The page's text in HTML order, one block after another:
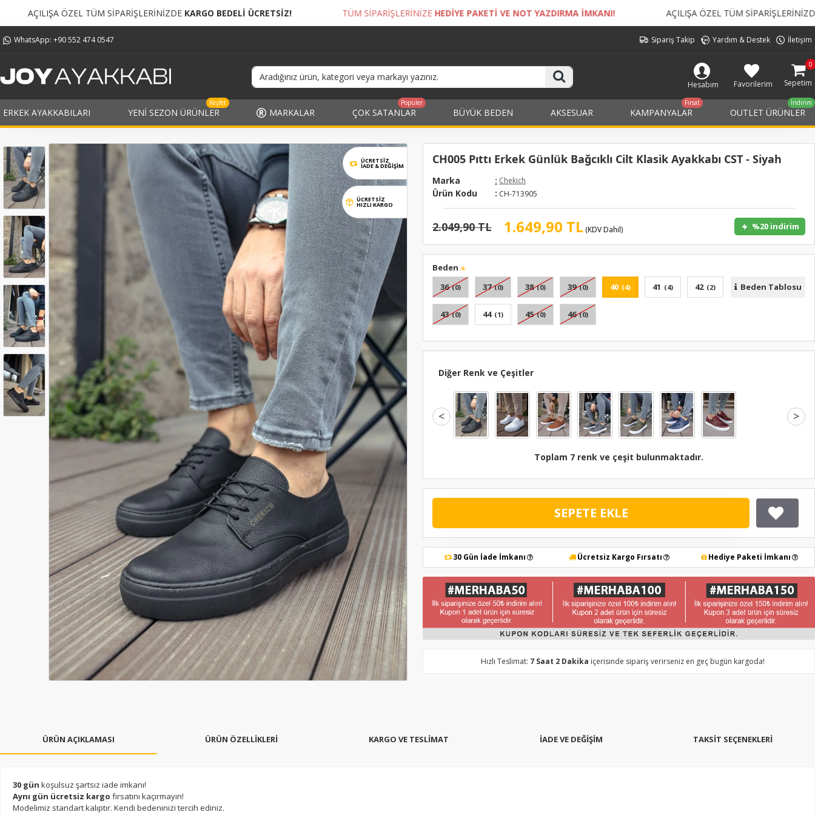
SİPARİŞLERİNİZDEKARGO BEDELİ ÜCRETSİZ! TÜM SİPARİŞLERİNİZE HEDİYE PAKETİ VE NOT YAZDIRMA İMKANI! AÇILIŞA ÖZEL TÜM SİPARİŞLERİNİZDEKARGO BEDELİ
WhatsApp: +90 552 474 0547 Sipariş Takip Yardım & Destek İletişim
Hesabım Favorilerim Sepetim
0
ERKEK AYAKKABILARI YENI SEZON ÜRÜNLER
Keşfet
MARKALAR ÇOK SATANLAR
Popüler
BÜYÜK BEDEN AKSESUAR KAMPANYALAR
Fırsat
OUTLET ÜRÜNLER
İndirim
ÜCRETSİZ
İADE & DEĞIŞIM
ÜCRETSİZ
HIZLI KARGO
CH005 Pıttı Erkek Günlük Bağcıklı Cilt Klasik Ayakkabı CST - Siyah
Marka : Chekich
Ürün Kodu : CH-713905
1.649,90 TL (KDV Dahil)
2.049,90 TL %20 indirim
Beden
36 (0) 37 (0) 38 (0) 39 (0) 40 (4) 41 (4) 42 (2)
43 (0) 44 (1) 45 (0) 46 (0)
Beden Tablosu
Diğer Renk ve Çeşitler
< >
Toplam 7 renk ve çeşit bulunmaktadır.
SEPETE EKLE
30 Gün İade İmkanı Ücretsiz Kargo Fırsatı Hediye Paketi İmkanı
Hızlı Teslimat: 7 Saat 2 Dakika içerisinde sipariş verirseniz en geç bugün kargoda!
ÜRÜN AÇIKLAMASI ÜRÜN ÖZELLİKLERİ KARGO VE TESLİMAT İADE VE DEĞİŞİM TAKSIT SEÇENEKLERI
30 gün koşulsuz şartsız iade imkanı!
Aynı gün ücretsiz kargo fırsatını kaçırmayın!
Modelimiz standart kalıptır. Kendi bedeninizi tercih ediniz.